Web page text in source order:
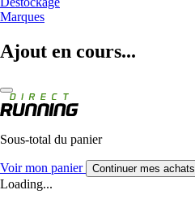
Marques
Ajout en cours...
Sous-total du panier
Voir mon panier Continuer mes achats
Loading...